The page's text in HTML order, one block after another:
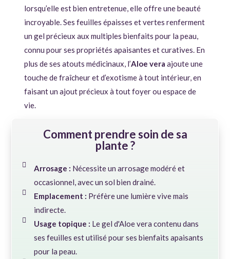
lorsqu’elle est bien entretenue, elle offre une beauté
incroyable. Ses feuilles épaisses et vertes renferment
un gel précieux aux multiples bienfaits pour la peau,
connu pour ses propriétés apaisantes et curatives. En
plus de ses atouts médicinaux, l’Aloe vera ajoute une
touche de fraîcheur et d’exotisme à tout intérieur, en
faisant un ajout précieux à tout foyer ou espace de
vie.
Comment prendre soin de sa
plante ?
Arrosage : Nécessite un arrosage modéré et
occasionnel, avec un sol bien drainé.
Emplacement : Préfère une lumière vive mais
indirecte.
Usage topique : Le gel d'Aloe vera contenu dans
ses feuilles est utilisé pour ses bienfaits apaisants
pour la peau.